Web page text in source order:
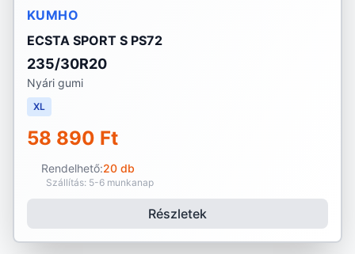
KUMHO
ECSTA SPORT S PS72
235/30R20
Nyári gumi
XL
58 890 Ft
Rendelhető:20 db
Szállítás: 5-6 munkanap
Részletek